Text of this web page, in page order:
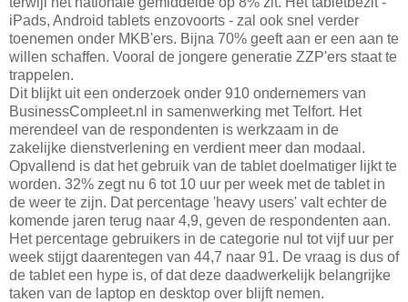
iPads, Android tablets enzovoorts - zal ook snel verder
toenemen onder MKB'ers. Bijna 70% geeft aan er een aan te
willen schaffen. Vooral de jongere generatie ZZP'ers staat te
trappelen.
Dit blijkt uit een onderzoek onder 910 ondernemers van
BusinessCompleet.nl in samenwerking met Telfort. Het
merendeel van de respondenten is werkzaam in de
zakelijke dienstverlening en verdient meer dan modaal.
Opvallend is dat het gebruik van de tablet doelmatiger lijkt te
worden. 32% zegt nu 6 tot 10 uur per week met de tablet in
de weer te zijn. Dat percentage 'heavy users' valt echter de
komende jaren terug naar 4,9, geven de respondenten aan.
Het percentage gebruikers in de categorie nul tot vijf uur per
week stijgt daarentegen van 44,7 naar 91. De vraag is dus of
de tablet een hype is, of dat deze daadwerkelijk belangrijke
taken van de laptop en desktop over blijft nemen.